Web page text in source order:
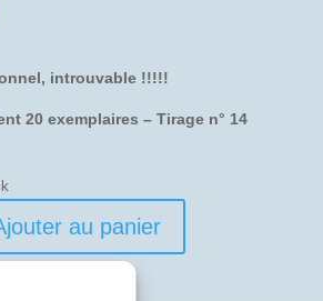
introuvable !!!!!
20 exemplaires – Tirage n° 14
au panier